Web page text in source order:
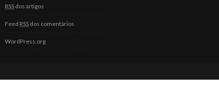
RSS dos artigos
Feed RSS dos comentários
WordPress.org